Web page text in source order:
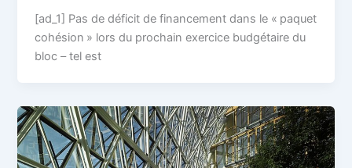
[ad_1] Pas de déficit de financement dans le « paquet
cohésion » lors du prochain exercice budgétaire du
bloc – tel est